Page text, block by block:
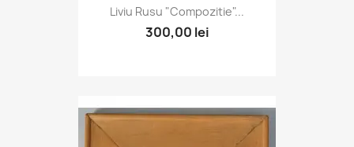
Liviu Rusu "Compozitie"...
300,00 lei